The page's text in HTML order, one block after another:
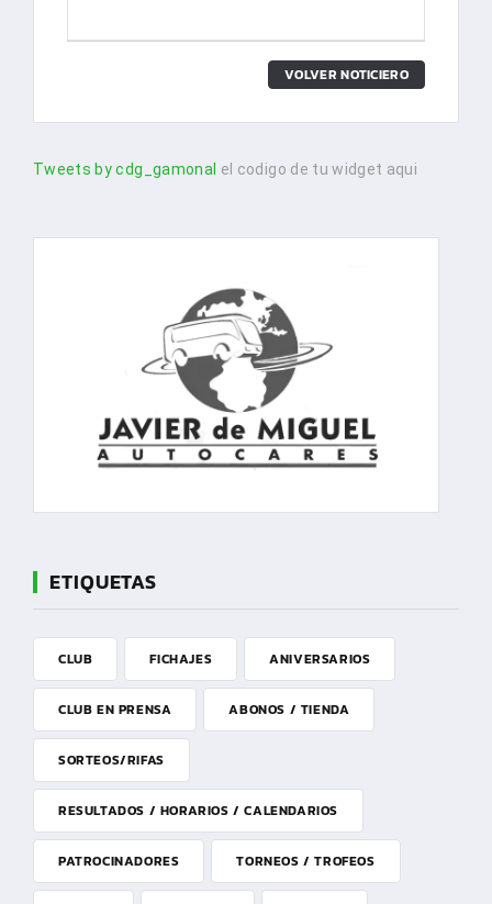
VOLVER NOTICIERO
Tweets by cdg_gamonal el codigo de tu widget aqui
ETIQUETAS
CLUB FICHAJES ANIVERSARIOS
CLUB EN PRENSA ABONOS / TIENDA
SORTEOS/RIFAS
RESULTADOS / HORARIOS / CALENDARIOS
PATROCINADORES TORNEOS / TROFEOS